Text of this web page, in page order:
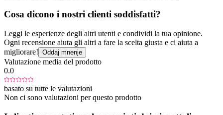
Cosa dicono i nostri clienti soddisfatti?
Leggi le esperienze degli altri utenti e condividi la tua opinione.
Ogni recensione aiuta gli altri a fare la scelta giusta e ci aiuta a
migliorare! Oddaj mnenje
Valutazione media del prodotto
0.0
basato su tutte le valutazioni
Non ci sono valutazioni per questo prodotto